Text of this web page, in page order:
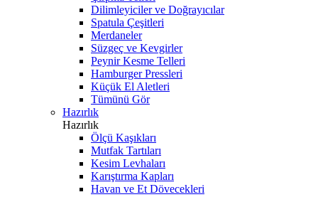
Dilimleyiciler ve Doğrayıcılar
Spatula Çeşitleri
Merdaneler
Süzgeç ve Kevgirler
Peynir Kesme Telleri
Hamburger Pressleri
Küçük El Aletleri
Tümünü Gör
Hazırlık
Hazırlık
Ölçü Kaşıkları
Mutfak Tartıları
Kesim Levhaları
Karıştırma Kapları
Havan ve Et Dövecekleri